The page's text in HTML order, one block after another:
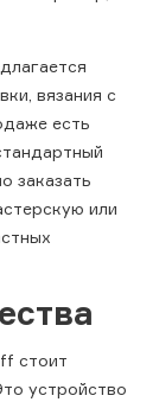
вязания с
есть
заказать
или
стоит
устройство